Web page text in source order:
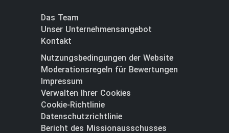
Das Team
Unser Unternehmensangebot
Kontakt
Nutzungsbedingungen der Website
Moderationsregeln für Bewertungen
Impressum
Verwalten Ihrer Cookies
Cookie-Richtlinie
Datenschutzrichtlinie
Bericht des Missionausschusses